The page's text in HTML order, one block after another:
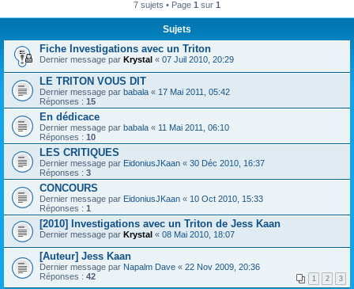
7 sujets • Page 1 sur 1
Sujets
Fiche Investigations avec un Triton
Dernier message par Krystal « 07 Juil 2010, 20:29
LE TRITON VOUS DIT
Dernier message par babala « 17 Mai 2011, 05:42
Réponses : 15
En dédicace
Dernier message par babala « 11 Mai 2011, 06:10
Réponses : 10
LES CRITIQUES
Dernier message par EidoniusJKaan « 30 Déc 2010, 16:37
Réponses : 3
CONCOURS
Dernier message par EidoniusJKaan « 10 Oct 2010, 15:33
Réponses : 1
[2010] Investigations avec un Triton de Jess Kaan
Dernier message par Krystal « 08 Mai 2010, 18:07
[Auteur] Jess Kaan
Dernier message par Napalm Dave « 22 Nov 2009, 20:36
Réponses : 42 1 2 3